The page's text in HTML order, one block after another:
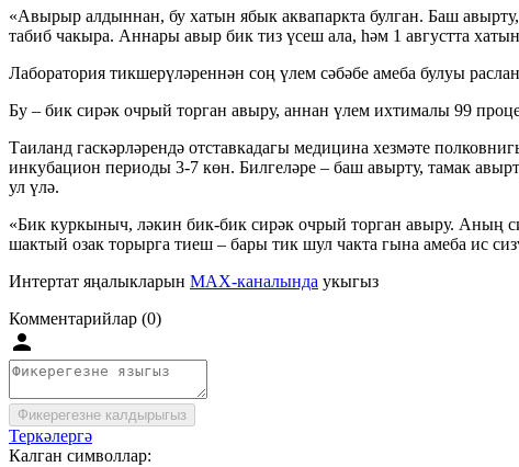
«Авырыр алдыннан, бу хатын ябык аквапаркта булган. Баш
табиб чакыра. Аннары авыр бик тиз үсеш ала, һәм 1 августта
Лаборатория тикшерүләреннән соң үлем сәбәбе амеба булуы
Бу – бик сирәк очрый торган авыру, аннан үлем ихтималы 99
Таиланд гаскәрләрендә отставкадагы медицина хезмәте
инкубацион периоды 3-7 көн. Билгеләре – баш авырту, тамак
ул үлә.
«Бик куркыныч, ләкин бик-бик сирәк очрый торган авыру. Аның
шактый озак торырга тиеш – бары тик шул чакта гына амеба ис
Интертат яңалыкларын MAX-каналында укыгыз
Комментарийлар (0)
Фикерегезне калдырыгыз
Теркәлергә
Калган символлар: